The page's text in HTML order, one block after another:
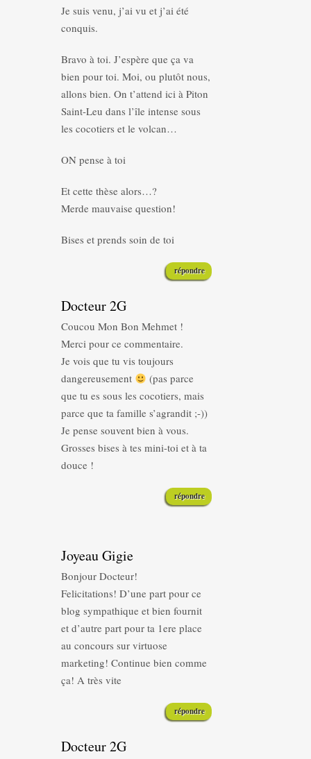
Je suis venu, j’ai vu et j’ai été
conquis.
Bravo à toi. J’espère que ça va
bien pour toi. Moi, ou plutôt nous,
allons bien. On t’attend ici à Piton
Saint-Leu dans l’île intense sous
les cocotiers et le volcan…
ON pense à toi
Et cette thèse alors…?
Merde mauvaise question!
Bises et prends soin de toi
répondre
Docteur 2G
Coucou Mon Bon Mehmet !
Merci pour ce commentaire.
Je vois que tu vis toujours
dangereusement
(pas parce
que tu es sous les cocotiers, mais
parce que ta famille s’agrandit ;-))
Je pense souvent bien à vous.
Grosses bises à tes mini-toi et à ta
douce !
répondre
Joyeau Gigie
Bonjour Docteur!
Felicitations! D’une part pour ce
blog sympathique et bien fournit
et d’autre part pour ta 1ere place
au concours sur virtuose
marketing! Continue bien comme
ça! A très vite
répondre
Docteur 2G